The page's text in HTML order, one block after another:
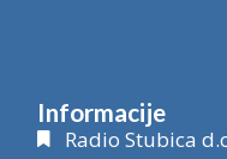
Informacije
Radio Stubica